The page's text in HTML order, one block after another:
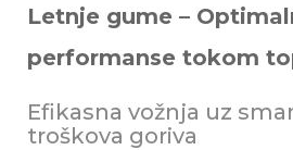
Letnje gume –
performanse tokom
Efikasna vožnja uz
troškova goriva